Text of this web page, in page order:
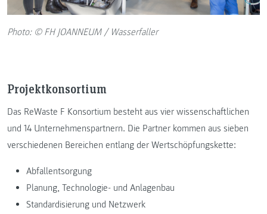
Photo: © FH JOANNEUM / Wasserfaller
Projektkonsortium
Das ReWaste F Konsortium besteht aus vier wissenschaftlichen
und 14 Unternehmenspartnern. Die Partner kommen aus sieben
verschiedenen Bereichen entlang der Wertschöpfungskette:
Abfallentsorgung
Planung, Technologie- und Anlagenbau
Standardisierung und Netzwerk